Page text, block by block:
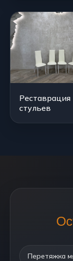
Реставрация
стульев
Перетяжка